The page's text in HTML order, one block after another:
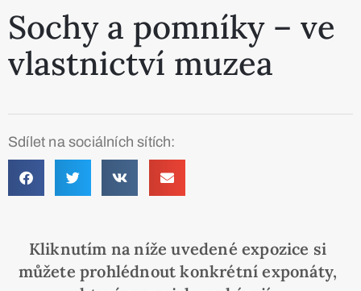
Sochy a pomníky – ve
vlastnictví muzea
Sdílet na sociálních sítích:
Kliknutím na níže uvedené expozice si
můžete prohlédnout konkrétní exponáty,